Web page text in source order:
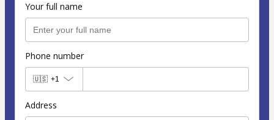
Your full name
Phone number
🇺🇸 +1
Address